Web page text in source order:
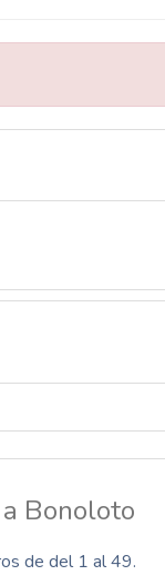
Bonoloto
de del 1 al 49.